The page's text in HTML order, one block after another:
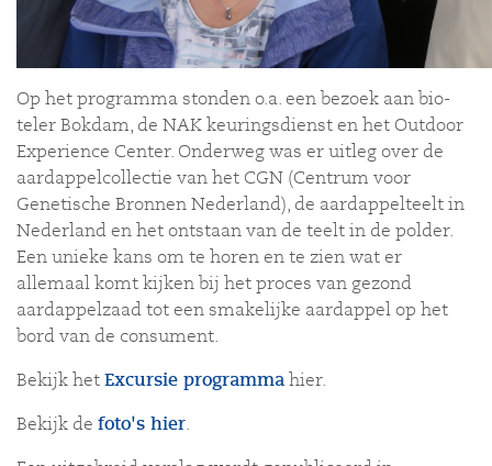
Op het programma stonden o.a. een bezoek aan bio-
teler Bokdam, de NAK keuringsdienst en het Outdoor
Experience Center. Onderweg was er uitleg over de
aardappelcollectie van het CGN (Centrum voor
Genetische Bronnen Nederland), de aardappelteelt in
Nederland en het ontstaan van de teelt in de polder.
Een unieke kans om te horen en te zien wat er
allemaal komt kijken bij het proces van gezond
aardappelzaad tot een smakelijke aardappel op het
bord van de consument.
Bekijk het Excursie programma hier.
Bekijk de foto's hier.